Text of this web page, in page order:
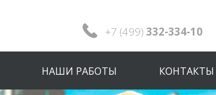
+7 (499) 332-334-10
НАШИ РАБОТЫ КОНТАКТЫ